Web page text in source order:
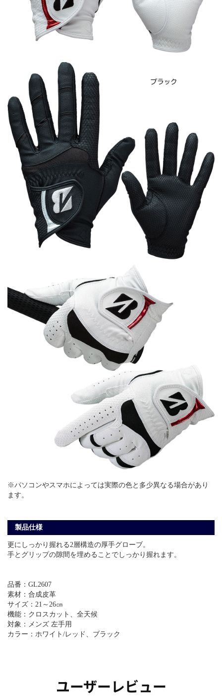
※パソコンやスマホによっては実際の色と多少異なる場合があり
ます。
製品仕様
更にしっかり握れる2層構造の厚手グローブ。
手とグリップの隙間を埋めることでしっかり握れます。
品番：GL2607
素材：合成皮革
サイズ：21～26㎝
機能：クロスカット、全天候
対象：メンズ 左手用
カラー：ホワイト/レッド、ブラック
ユーザーレビュー